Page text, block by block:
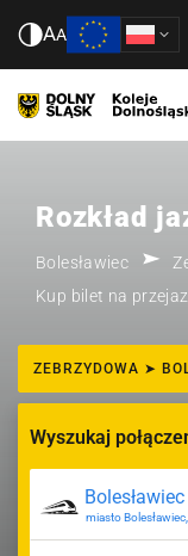
AA
Rozkład
Bolesławiec
Kup bilet na
ZEBRZYDOWA ➤
Wyszukaj
miasto